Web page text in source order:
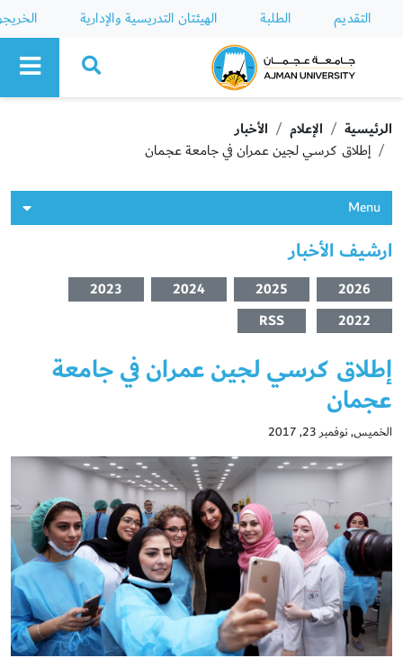
التقديم الطلبة الهيئتان التدريسية والإدارية
Ajman University
الرئيسية الإعلام
الأخبار
إطلاق كرسي لجين عمران في جامعة عجمان
Menu
ارشيف الأخبار
2026
2025
2024
2023
2022
RSS
إطلاق كرسي لجين عمران في جامعة
عجمان
الخميس, نوفمبر 23, 2017